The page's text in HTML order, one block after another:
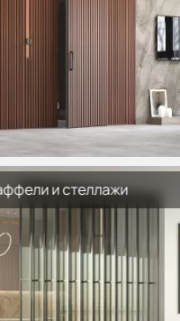
и стеллажи